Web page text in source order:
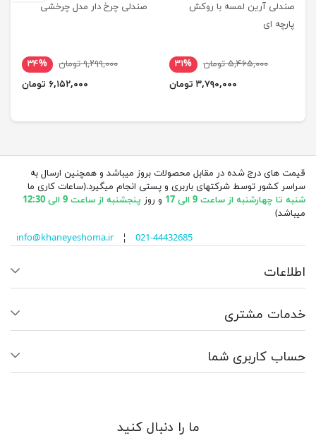
صندلی آرین لمسه با روکش
پارچه ای
۵,۴۶۵,۰۰۰ تومان
۳۱%
۳,۷۹۰,۰۰۰ تومان
صندلی چرخ دار مدل چرخشی
۹,۲۹۹,۰۰۰ تومان
۳۴%
۶,۱۵۲,۰۰۰ تومان
قیمت های درج شده در مقابل محصولات بروز میباشد و همچنین ارسال به
سراسر کشور توسط شرکتهای باربری و پستی انجام میگیرد.(ساعات کاری ما
شنبه تا چهارشنبه از ساعت 9 الی 17
و روز پنجشنبه از ساعت 9 الی 12:30
میباشد)
info@khaneyeshoma.ir¦ 021-44432685
اطلاعات
خدمات مشتری
حساب کاربری شما
ما را دنبال کنید